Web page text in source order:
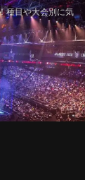
種目や大会別に気